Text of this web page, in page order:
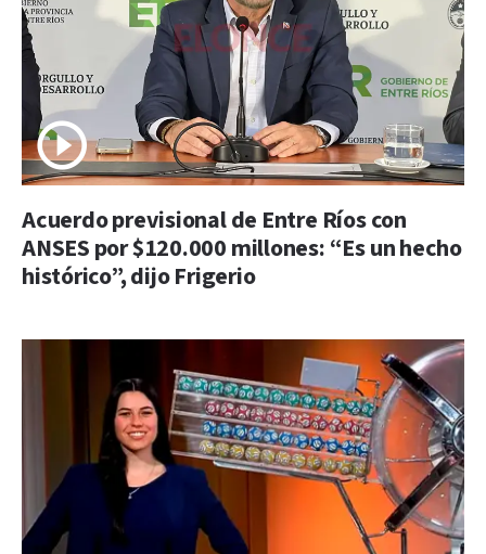
Acuerdo previsional de Entre Ríos con
ANSES por $120.000 millones: “Es un hecho
histórico”, dijo Frigerio